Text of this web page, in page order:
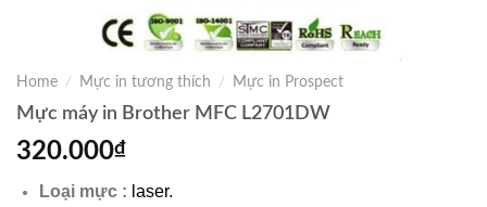
Home / Mực in tương thích / Mực in Prospect
Mực máy in Brother MFC L2701DW
320.000₫
Loại mực : laser.